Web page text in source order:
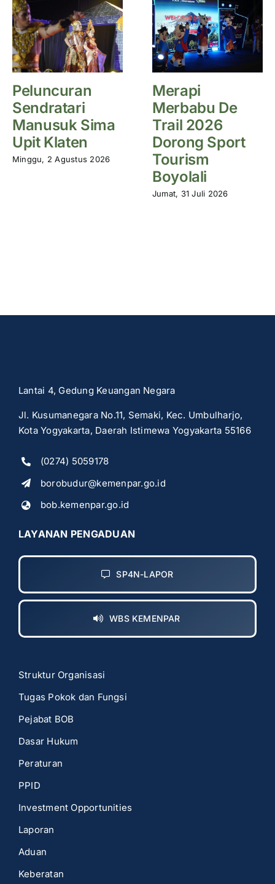
Peluncuran
Sendratari
Manusuk Sima
Upit Klaten
Minggu, 2 Agustus 2026
Merapi
Merbabu De
Trail 2026
Dorong Sport
Tourism
Boyolali
Jumat, 31 Juli 2026
Lantai 4, Gedung Keuangan Negara
Jl. Kusumanegara No.11, Semaki, Kec. Umbulharjo,
Kota Yogyakarta, Daerah Istimewa Yogyakarta 55166
(0274) 5059178
borobudur@kemenpar.go.id
bob.kemenpar.go.id
LAYANAN PENGADUAN
SP4N-LAPOR
WBS KEMENPAR
Struktur Organisasi
Tugas Pokok dan Fungsi
Pejabat BOB
Dasar Hukum
Peraturan
PPID
Investment Opportunities
Laporan
Aduan
Keberatan